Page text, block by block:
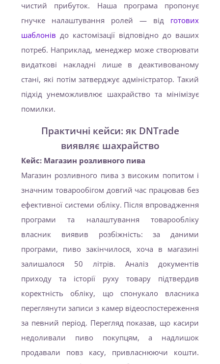
чистий прибуток. Наша програма пропонує
гнучке налаштування ролей — від готових
шаблонів до кастомізації відповідно до ваших
потреб. Наприклад, менеджер може створювати
видаткові накладні лише в деактивованому
стані, які потім затверджує адміністратор. Такий
підхід унеможливлює шахрайство та мінімізує
помилки.
Практичні кейси: як DNTrade
виявляє шахрайство
Кейс: Магазин розливного пива
Магазин розливного пива з високим попитом і
значним товарообігом довгий час працював без
ефективної системи обліку. Після впровадження
програми та налаштування товарообліку
власник виявив розбіжність: за даними
програми, пиво закінчилося, хоча в магазині
залишалося 50 літрів. Аналіз документів
приходу та історії руху товару підтвердив
коректність обліку, що спонукало власника
переглянути записи з камер відеоспостереження
за певний період. Перегляд показав, що касири
недоливали пиво покупцям, а надлишок
продавали повз касу, привласнюючи кошти.